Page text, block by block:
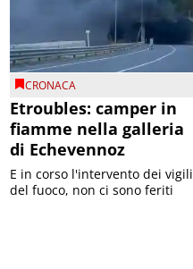
CRONACA
Etroubles: camper in
fiamme nella galleria
di Echevennoz
E in corso l'intervento dei vigili
del fuoco, non ci sono feriti